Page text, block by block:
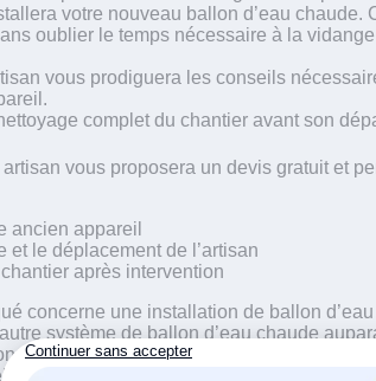
votre nouveau ballon d’eau chaude.
oublier le temps nécessaire à la
vous prodiguera les conseils
complet du chantier avant son
vous proposera un devis gratuit et
ancien appareil
et le déplacement de l’artisan
chantier après intervention
concerne une installation de ballon
système de ballon d’eau chaude
pour la pose.
ayant été acheté par vos soins, il n’est pas